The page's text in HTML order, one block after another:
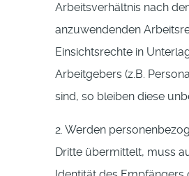
Arbeitsverhältnis nach
anzuwendenden
Einsichtsrechte in
Arbeitgebers (z.B.
sind, so bleiben diese
2. Werden
Dritte übermittelt, muss